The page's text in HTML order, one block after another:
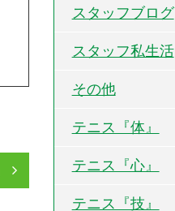
スタッフブログ
スタッフ私生活
その他
テニス『体』
テニス『心』
テニス『技』